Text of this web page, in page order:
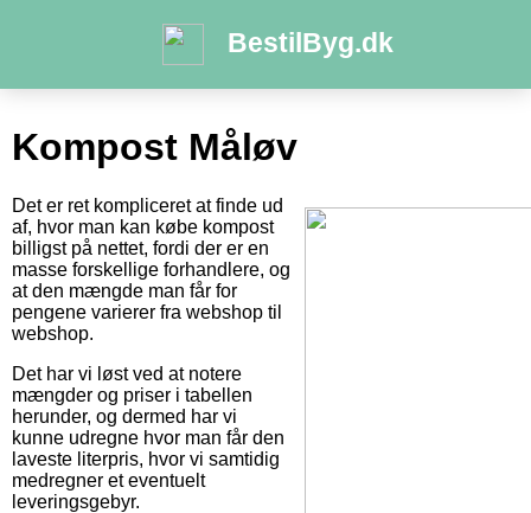
BestilByg.dk
Kompost Måløv
Det er ret kompliceret at finde ud
af, hvor man kan købe kompost
billigst på nettet, fordi der er en
masse forskellige forhandlere, og
at den mængde man får for
pengene varierer fra webshop til
webshop.
Det har vi løst ved at notere
mængder og priser i tabellen
herunder, og dermed har vi
kunne udregne hvor man får den
laveste literpris, hvor vi samtidig
medregner et eventuelt
leveringsgebyr.